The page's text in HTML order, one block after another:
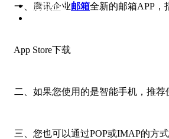
新闻动态
一、腾讯企业邮箱全新的邮箱APP，
App Store下载
二、如果您使用的是智能手机，推荐
三、您也可以通过POP或IMAP的方